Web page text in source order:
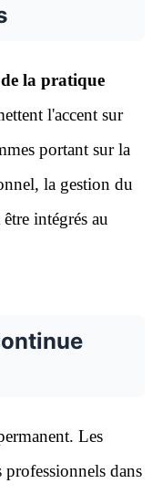
la pratique
l'accent sur
portant sur la
la gestion du
intégrés au
Les
professionnels dans